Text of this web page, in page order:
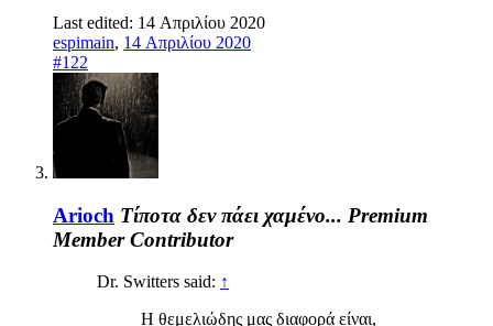
Last edited: 14 Απριλίου 2020
espimain, 14 Απριλίου 2020
#122
Arioch Τίποτα δεν πάει χαμένο... Premium
Member Contributor
Dr. Switters said: ↑
Η θεμελιώδης μας διαφορά είναι,